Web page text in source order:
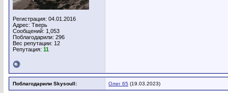
Регистрация: 04.01.2016
Адрес: Тверь
Сообщений: 1,053
Поблагодарили: 296
Вес репутации: 12
Репутация: 11
Поблагодарили Skysoull: Олег 65 (19.03.2023)